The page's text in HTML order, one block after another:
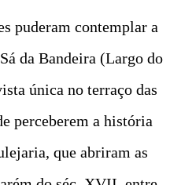
puderam contemplar a
da Bandeira (Largo do
única no terraço das
perceberem a história
que abriram as